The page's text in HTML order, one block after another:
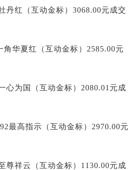
丹红（互动金标）3068.00元成交
角华夏红（互动金标）2585.00元
心为国（互动金标）2080.01元成
最高指示（互动金标）2970.00元
尊祥云（互动金标）1130.00元成